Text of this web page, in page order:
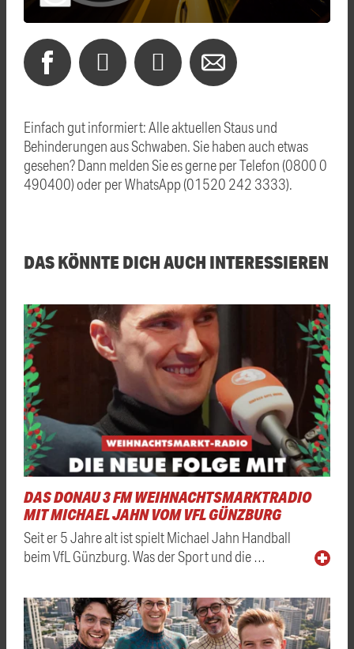
Einfach gut informiert: Alle aktuellen Staus und
Behinderungen aus Schwaben. Sie haben auch etwas
gesehen? Dann melden Sie es gerne per Telefon (0800 0
490400) oder per WhatsApp (01520 242 3333).
DAS KÖNNTE DICH AUCH INTERESSIEREN
DAS DONAU 3 FM WEIHNACHTSMARKTRADIO
MIT MICHAEL JAHN VOM VFL GÜNZBURG
Seit er 5 Jahre alt ist spielt Michael Jahn Handball
beim VfL Günzburg. Was der Sport und die …